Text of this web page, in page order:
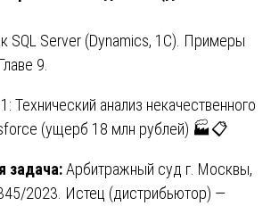
SQL Server (Dynamics, 1С). Примеры
9.
Технический анализ некачественного
(ущерб 18 млн рублей) 🏭📋
задача:Арбитражный суд г. Москвы,
2023. Истец (дистрибьютор) —